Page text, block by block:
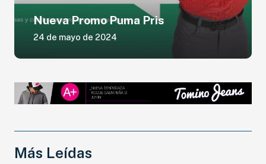
Nueva Promo Puma Pris
24 de mayo de 2024
Más Leídas